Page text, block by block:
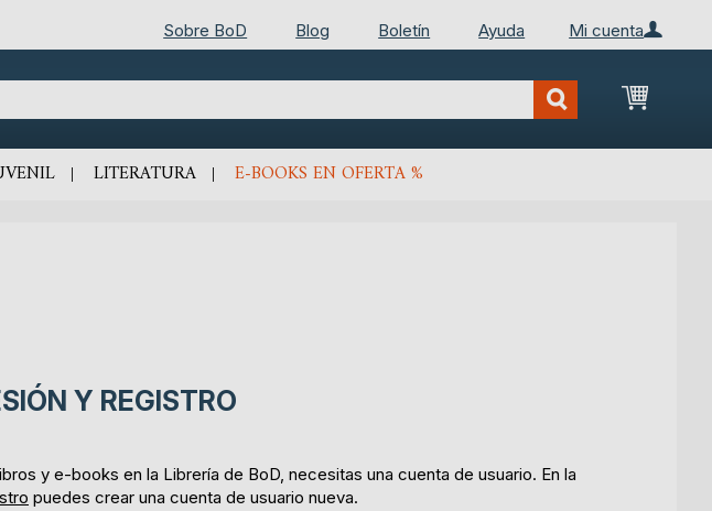
Mi cuenta
Sobre BoD Blog Boletín Ayuda
Mi
LITERATURA E-BOOKS EN OFERTA %
Y REGISTRO
y e-books en la Librería de BoD, necesitas una cuenta de usuario. En la
puedes crear una cuenta de usuario nueva.